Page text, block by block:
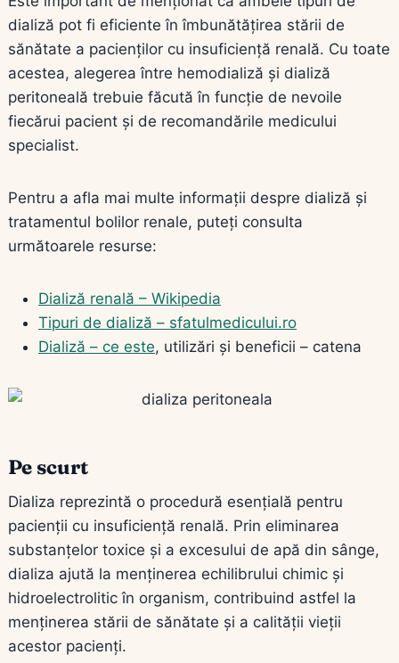
dializă pot fi eficiente în îmbunătățirea stării de
sănătate a pacienților cu insuficiență renală. Cu toate
acestea, alegerea între hemodializă și dializă
peritoneală trebuie făcută în funcție de nevoile
fiecărui pacient și de recomandările medicului
specialist.
Pentru a afla mai multe informații despre dializă și
tratamentul bolilor renale, puteți consulta
următoarele resurse:
Dializă renală – Wikipedia
Tipuri de dializă – sfatulmedicului.ro
Dializă – ce este, utilizări și beneficii – catena
Pe scurt
Dializa reprezintă o procedură esențială pentru
pacienții cu insuficiență renală. Prin eliminarea
substanțelor toxice și a excesului de apă din sânge,
dializa ajută la menținerea echilibrului chimic și
hidroelectrolitic în organism, contribuind astfel la
menținerea stării de sănătate și a calității vieții
acestor pacienți.